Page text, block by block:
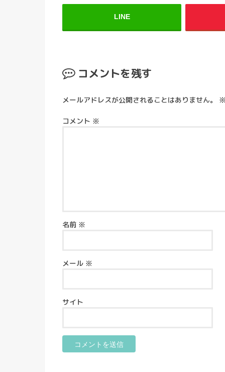
LINE
コメントを残す
メールアドレスが公開されることはありません。
コメント ※
名前 ※
メール ※
サイト